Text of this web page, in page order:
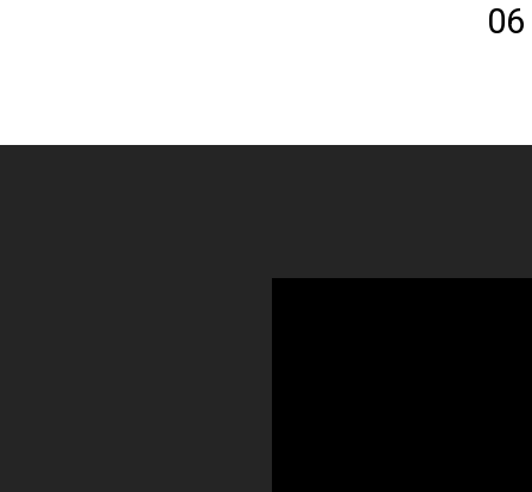
06